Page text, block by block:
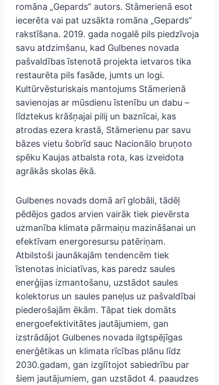
romāna „Gepards” autors. Stāmerienā esot
iecerēta vai pat uzsākta romāna „Gepards”
rakstīšana. 2019. gada nogalē pils piedzīvoja
savu atdzimšanu, kad Gulbenes novada
pašvaldības īstenotā projekta ietvaros tika
restaurēta pils fasāde, jumts un logi.
Kultūrvēsturiskais mantojums Stāmerienā
savienojas ar mūsdienu īstenību un dabu –
līdztekus krāšņajai pilij un baznīcai, kas
atrodas ezera krastā, Stāmerienu par savu
bāzes vietu šobrīd sauc Nacionālo bruņoto
spēku Kaujas atbalsta rota, kas izveidota
agrākās skolas ēkā.
Gulbenes novads domā arī globāli, tādēļ
pēdējos gados arvien vairāk tiek pievērsta
uzmanība klimata pārmaiņu mazināšanai un
efektīvam energoresursu patēriņam.
Atbilstoši jaunākajām tendencēm tiek
īstenotas iniciatīvas, kas paredz saules
enerģijas izmantošanu, uzstādot saules
kolektorus un saules paneļus uz pašvaldībai
piederošajām ēkām. Tāpat tiek domāts
energoefektivitātes jautājumiem, gan
izstrādājot Gulbenes novada ilgtspējīgas
enerģētikas un klimata rīcības plānu līdz
2030.gadam, gan izglītojot sabiedrību par
šiem jautājumiem, gan uzstādot 4. paaudzes